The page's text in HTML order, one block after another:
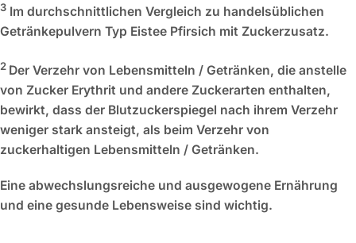
3 Im durchschnittlichen Vergleich zu handelsüblichen
Getränkepulvern Typ Eistee Pfirsich mit Zuckerzusatz.
2 Der Verzehr von Lebensmitteln / Getränken, die anstelle
von Zucker Erythrit und andere Zuckerarten enthalten,
bewirkt, dass der Blutzuckerspiegel nach ihrem Verzehr
weniger stark ansteigt, als beim Verzehr von
zuckerhaltigen Lebensmitteln / Getränken.
Eine abwechslungsreiche und ausgewogene Ernährung
und eine gesunde Lebensweise sind wichtig.